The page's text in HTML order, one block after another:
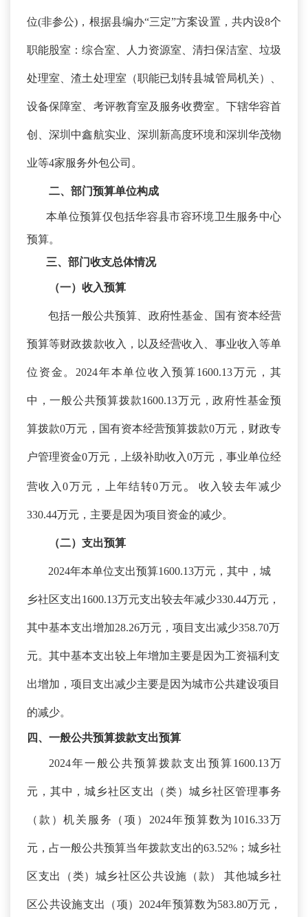
位(非参公)，根据县编办“三定”方案设置，共内设8个
职能股室：综合室、人力资源室、清扫保洁室、垃圾
处理室、渣土处理室（职能已划转县城管局机关）、
设备保障室、考评教育室及服务收费室。下辖华容首
创、深圳中鑫航实业、深圳新高度环境和深圳华茂物
业等4家服务外包公司 。
二、 部门预算单位构成
本单位预算仅包括华容县市容环境卫生服务中心
预算。
三、部门收支总体情况
（一）收入预算
包括一般公共预算、政府性基金、国有资本经营
预算等财政拨款收入，以及经营收入、事业收入等单
位资金。 2024年本单位收入预算1600.13万元，其
中，一般公共预算拨款1600.13万元，政府性基金预
算拨款0万元，国有资本经营预算拨款0万元，财政专
户管理资金0万元，上级补助收入0万元，事业单位经
营收入0万元，上年结转0万元 。 收入较去年减少
330.44万元，主要是因为项目资金的减少。
（二）支出预算
2024年本单位支出预算1600.13万元，其中，城
乡社区支出1600.13万元支出较去年减少330.44万元，
其中基本支出增加28.26万元，项目支出减少358.70万
元。其中基本支出较上年增加主要是因为工资福利支
出增加 ，项目支出减少主要是因为城市公共建设项目
的减少。
四、一般公共预算拨款支出预算
2024年一般公共预算拨款支出预算1600.13万
元，其中，城乡社区支出（类）城乡社区管理事务
（款）机关服务（项） 2024年预算数为 1016.33万
元，占一般公共预算当年拨款支出的63.52%；城乡社
区支出（类）城乡社区公共设施（款） 其他城乡社
区公共设施支出（项）2024年预算数为583.80万元，